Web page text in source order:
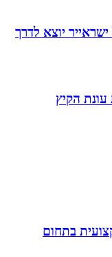
יוצא לדרך
הקיץ
בתחום